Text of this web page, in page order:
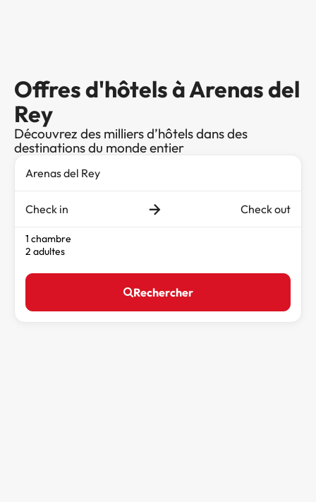
Offres d'hôtels à Arenas del
Rey
Découvrez des milliers d’hôtels dans des
destinations du monde entier
Check in Check out
1 chambre
2 adultes
Rechercher